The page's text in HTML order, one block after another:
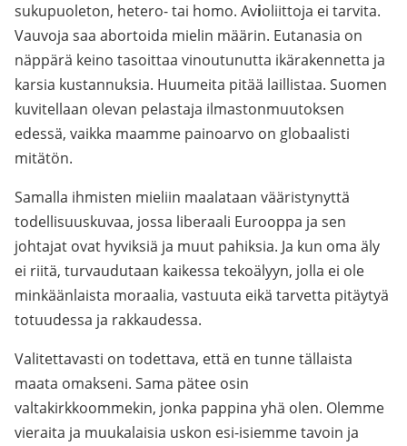
sukupuoleton, hetero- tai homo. Avioliittoja ei tarvita.
Vauvoja saa abortoida mielin määrin. Eutanasia on
näppärä keino tasoittaa vinoutunutta ikärakennetta ja
karsia kustannuksia. Huumeita pitää laillistaa. Suomen
kuvitellaan olevan pelastaja ilmastonmuutoksen
edessä, vaikka maamme painoarvo on globaalisti
mitätön.
Samalla ihmisten mieliin maalataan vääristynyttä
todellisuuskuvaa, jossa liberaali Eurooppa ja sen
johtajat ovat hyviksiä ja muut pahiksia. Ja kun oma äly
ei riitä, turvaudutaan kaikessa tekoälyyn, jolla ei ole
minkäänlaista moraalia, vastuuta eikä tarvetta pitäytyä
totuudessa ja rakkaudessa.
Valitettavasti on todettava, että en tunne tällaista
maata omakseni. Sama pätee osin
valtakirkkoommekin, jonka pappina yhä olen. Olemme
vieraita ja muukalaisia uskon esi-isiemme tavoin ja